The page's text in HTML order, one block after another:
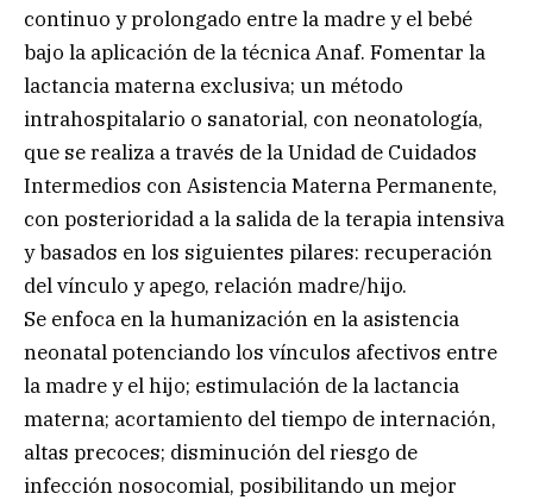
continuo y prolongado entre la madre y el bebé
bajo la aplicación de la técnica Anaf. Fomentar la
lactancia materna exclusiva; un método
intrahospitalario o sanatorial, con neonatología,
que se realiza a través de la Unidad de Cuidados
Intermedios con Asistencia Materna Permanente,
con posterioridad a la salida de la terapia intensiva
y basados en los siguientes pilares: recuperación
del vínculo y apego, relación madre/hijo.
Se enfoca en la humanización en la asistencia
neonatal potenciando los vínculos afectivos entre
la madre y el hijo; estimulación de la lactancia
materna; acortamiento del tiempo de internación,
altas precoces; disminución del riesgo de
infección nosocomial, posibilitando un mejor